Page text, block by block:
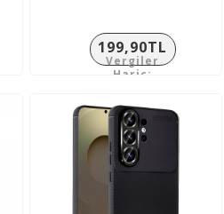
199,90TL
Vergiler
Hariç: